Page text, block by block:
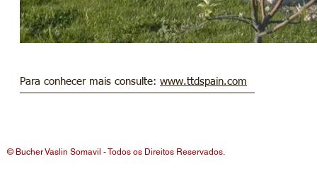
Para conhecer mais consulte: www.ttdspain.com
© Bucher Vaslin Somavil - Todos os Direitos Reservados.